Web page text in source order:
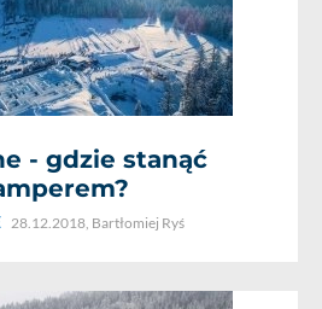
- gdzie stanąć
28.12.2018, Bartłomiej Ryś